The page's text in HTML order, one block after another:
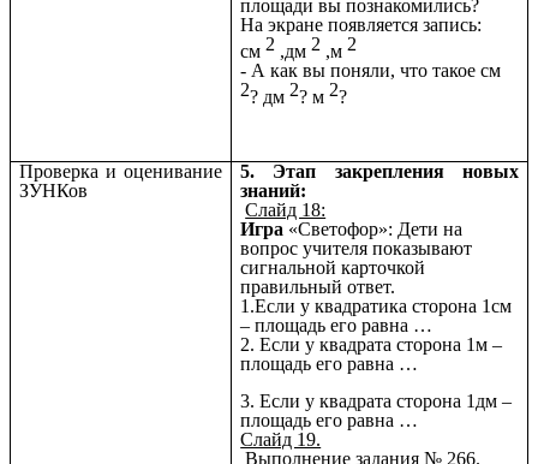
площади вы познакомились?
На экране появляется запись:
см2 ,дм2 ,м2
- А как вы поняли, что такое см
2? дм2? м2?
Проверка и оценивание
ЗУНКов
5. Этап закрепления новых
знаний:
Слайд 18:
Игра «Светофор»: Дети на
вопрос учителя показывают
сигнальной карточкой
правильный ответ.
1.Если у квадратика сторона 1см
– площадь его равна …
2. Если у квадрата сторона 1м –
площадь его равна …
3. Если у квадрата сторона 1дм –
площадь его равна …
Слайд 19.
Выполнение задания № 266.